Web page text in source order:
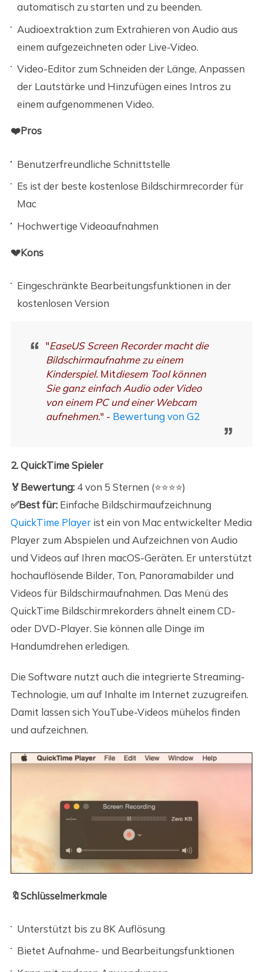
automatisch zu starten und zu beenden.
Audioextraktion zum Extrahieren von Audio aus
einem aufgezeichneten oder Live-Video.
Video-Editor zum Schneiden der Länge, Anpassen
der Lautstärke und Hinzufügen eines Intros zu
einem aufgenommenen Video.
❤️Pros
Benutzerfreundliche Schnittstelle
Es ist der beste kostenlose Bildschirmrecorder für
Mac
Hochwertige Videoaufnahmen
💔Kons
Eingeschränkte Bearbeitungsfunktionen in der
kostenlosen Version
"EaseUS Screen Recorder macht die
Bildschirmaufnahme zu einem
Kinderspiel. Mitdiesem Tool können
Sie ganz einfach Audio oder Video
von einem PC und einer Webcam
aufnehmen." - Bewertung von G2
2. QuickTime Spieler
🏅Bewertung: 4 von 5 Sternen (⭐⭐⭐⭐)
✅Best für:Einfache Bildschirmaufzeichnung
QuickTime Playerist ein von Mac entwickelter Media
Player zum Abspielen und Aufzeichnen von Audio
und Videos auf Ihren macOS-Geräten. Er unterstützt
hochauflösende Bilder, Ton, Panoramabilder und
Videos für Bildschirmaufnahmen. Das Menü des
QuickTime Bildschirmrekorders ähnelt einem CD-
oder DVD-Player. Sie können alle Dinge im
Handumdrehen erledigen.
Die Software nutzt auch die integrierte Streaming-
Technologie, um auf Inhalte im Internet zuzugreifen.
Damit lassen sich YouTube-Videos mühelos finden
und aufzeichnen.
🔖Schlüsselmerkmale
Unterstützt bis zu 8K Auflösung
Bietet Aufnahme- und Bearbeitungsfunktionen